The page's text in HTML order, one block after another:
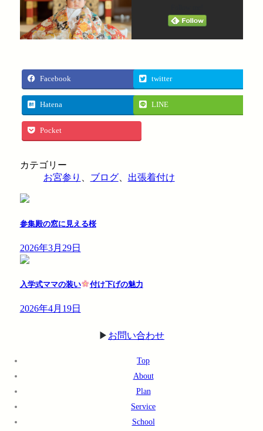
Facebook twitter
Hatena LINE
Pocket
カテゴリー
お宮参り 、 ブログ、 出張着付け
参集殿の窓に見える桜
2026年3月29日
入学式ママの装い 付け下げの魅力
2026年4月19日
▶︎ お問い合わせ
Top
About
Plan
Service
School